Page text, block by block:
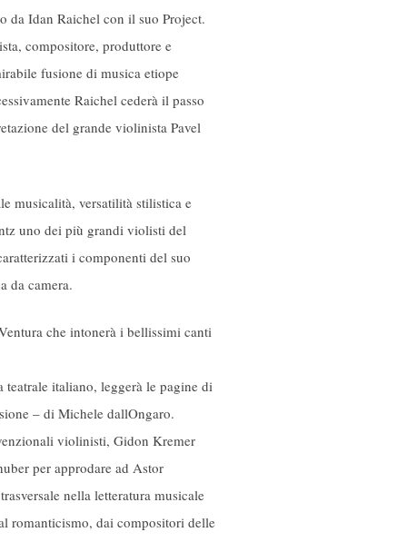
da Idan Raichel con il suo Project.
compositore, produttore e
fusione di musica etiope
Raichel cederà il passo
del grande violinista Pavel
musicalità, versatilità stilistica e
uno dei più grandi violisti del
i componenti del suo
da camera.
che intonerà i bellissimi canti
italiano, leggerà le pagine di
– di Michele dallOngaro.
violinisti, Gidon Kremer
per approdare ad Astor
nella letteratura musicale
romanticismo, dai compositori delle